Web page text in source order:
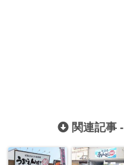
関連記事 -